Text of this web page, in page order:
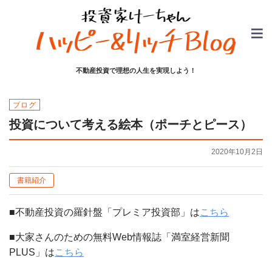
不動産投資で理想の人生を実現しよう！
ブログ
投資について考える絵本（ポーチとピース）
2020年10月2日
書籍紹介
■不動産投資の羅針盤「プレミア投資部」はこちら
■大家さんのための無料Web情報誌「満室経営新聞
PLUS」はこちら